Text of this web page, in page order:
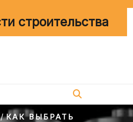
строительства
КАК ВЫБРАТЬ